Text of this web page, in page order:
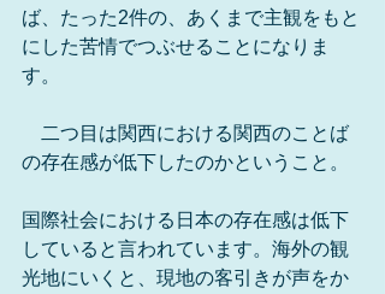
ば、たった2件の、あくまで主観をもと
にした苦情でつぶせることになりま
す。
二つ目は関西における関西のことば
の存在感が低下したのかということ。
国際社会における日本の存在感は低下
していると言われています。海外の観
光地にいくと、現地の客引きが声をか